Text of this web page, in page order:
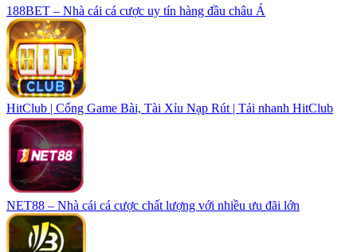
188BET – Nhà cái cá cược uy tín hàng đầu châu Á
HitClub | Cổng Game Bài, Tài Xỉu Nạp Rút | Tải nhanh HitClub
NET88 – Nhà cái cá cược chất lượng với nhiều ưu đãi lớn